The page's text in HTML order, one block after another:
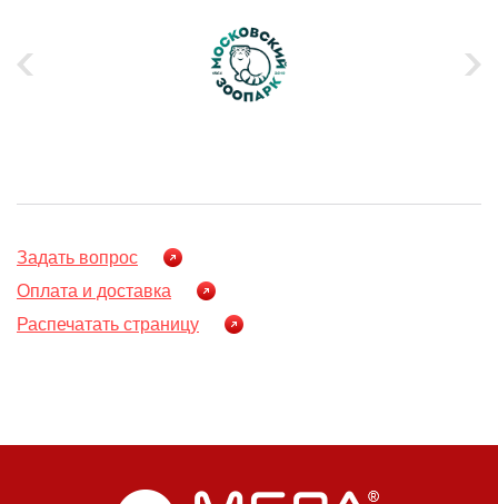
Задать вопрос
Оплата и доставка
Распечатать страницу